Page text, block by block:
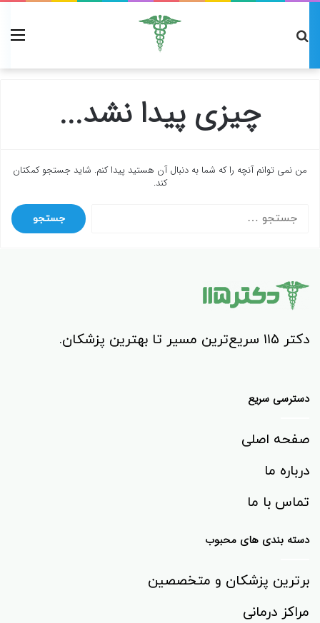
چیزی پیدا نشد...
من نمی توانم آنچه را که شما به دنبال آن هستید پیدا کنم. شاید جستجو کمکتان
کند.
دکتر ۱۱۵ سریع‌ترین مسیر تا بهترین پزشکان.
دسترسی سریع
صفحه اصلی
درباره ما
تماس با ما
دسته بندی های محبوب
برترین پزشکان و متخصصین
مراکز درمانی